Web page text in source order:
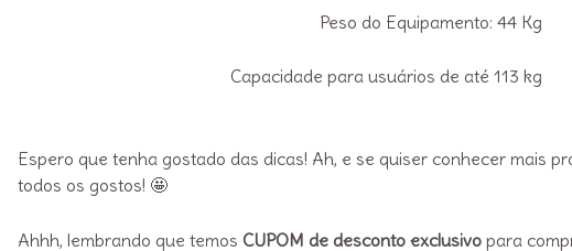
Peso do Equipamento: 44 Kg
Capacidade para usuários de até 113 kg
Espero que tenha gostado das dicas! Ah, e se quiser conhecer mais
todos os gostos! 🤩
Ahhh, lembrando que temos CUPOM de desconto exclusivo para